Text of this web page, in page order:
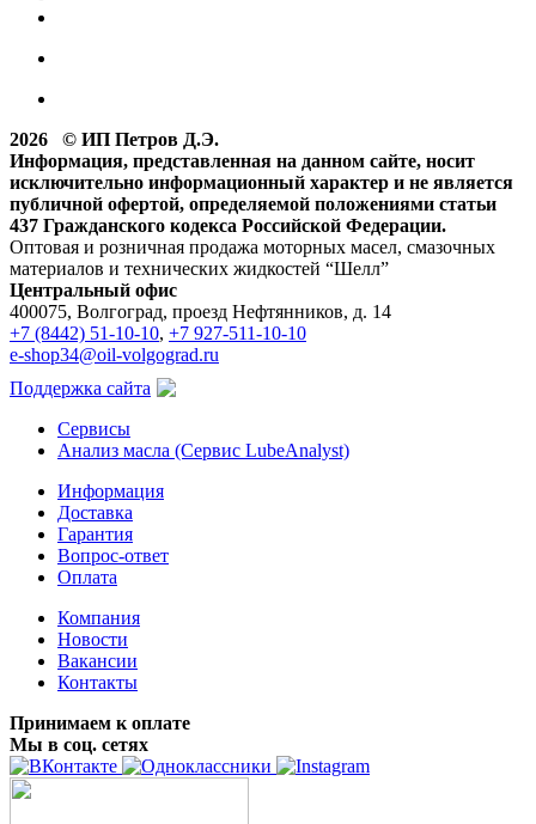
2026 © ИП Петров Д.Э.
Информация, представленная на данном сайте, носит
исключительно информационный характер и не является
публичной офертой, определяемой положениями статьи
437 Гражданского кодекса Российской Федерации.
Оптовая и розничная продажа моторных масел, смазочных
материалов и технических жидкостей “Шелл”
Центральный офис
400075, Волгоград, проезд Нефтянников, д. 14
+7 (8442) 51-10-10, +7 927-511-10-10
e-shop34@oil-volgograd.ru
Поддержка сайта
Сервисы
Анализ масла (Сервис LubeAnalyst)
Информация
Доставка
Гарантия
Вопрос-ответ
Оплата
Компания
Новости
Вакансии
Контакты
Принимаем к оплате
Мы в соц. сетях